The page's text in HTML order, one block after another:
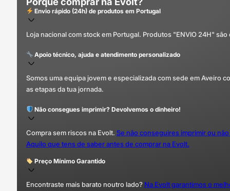
Envio rápido (24h) de produtos em Portugal
Loja nacional com stock em Portugal. Produtos "ENVIO 24H"
Apoio técnico, ajuda e atendimento personalizado
Somos uma equipa jovem e especializada com sede em Aveiro
as etapas da tua jornada.
Não consegues imprimir? Devolvemos o dinheiro!
Compra sem riscos na Evolt. Se não conseguires imprimir ou
Aquilo que tens de saber antes de comprar na Evolt.
Preço Mínimo Garantido
Encontraste mais barato noutro lado? Na Evolt garantimos o